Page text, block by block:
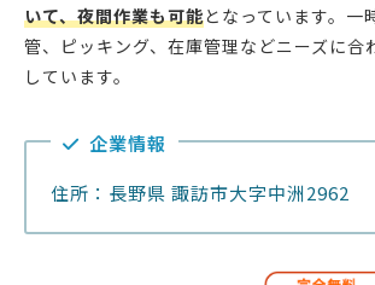
いて、夜間作業も可能となっています。一
管、ピッキング、在庫管理などニーズに合
しています。
企業情報
住所：長野県 諏訪市大字中洲2962